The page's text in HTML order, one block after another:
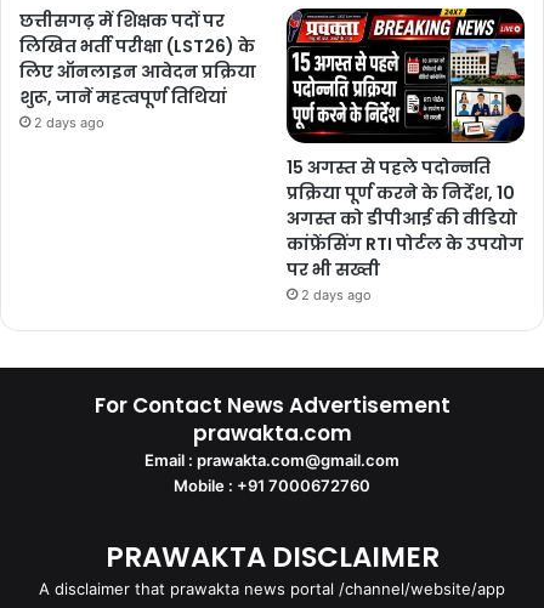
छत्तीसगढ़ में शिक्षक पदों पर
लिखित भर्ती परीक्षा (LST26) के
लिए ऑनलाइन आवेदन प्रक्रिया
शुरू, जानें महत्वपूर्ण तिथियां
2 days ago
15 अगस्त से पहले पदोन्नति
प्रक्रिया पूर्ण करने के निर्देश, 10
अगस्त को डीपीआई की वीडियो
कांफ्रेंसिंग RTI पोर्टल के उपयोग
पर भी सख्ती
2 days ago
For Contact News Advertisement
prawakta.com
Email : prawakta.com@gmail.com
Mobile : +91 7000672760
PRAWAKTA DISCLAIMER
A disclaimer that prawakta news portal /channel/website/app